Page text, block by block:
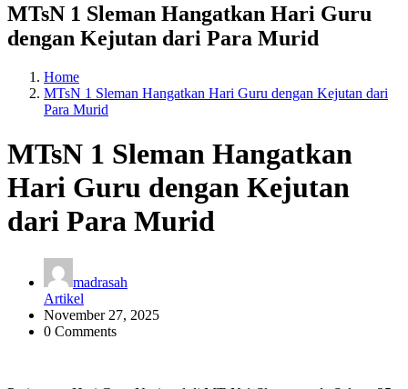
MTsN 1 Sleman Hangatkan Hari Guru
dengan Kejutan dari Para Murid
Home
MTsN 1 Sleman Hangatkan Hari Guru dengan Kejutan dari
Para Murid
MTsN 1 Sleman Hangatkan
Hari Guru dengan Kejutan
dari Para Murid
madrasah
Artikel
November 27, 2025
0 Comments